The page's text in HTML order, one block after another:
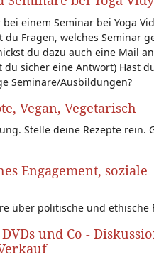
einem Seminar bei Yoga
du Fragen, welches Seminar
du dazu auch eine Mail
du sicher eine Antwort) Hast
Seminare/Ausbildungen?
Vegan, Vegetarisch
Stelle deine Rezepte rein.
Engagement, soziale
über politische und ethische
DVDs und Co -